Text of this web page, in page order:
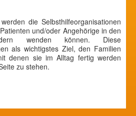
werden die Selbsthilfeorganisationen
und/oder Angehörige in den
wenden können. Diese
als wichtigstes Ziel, den Familien
denen sie im Alltag fertig werden
zu stehen.